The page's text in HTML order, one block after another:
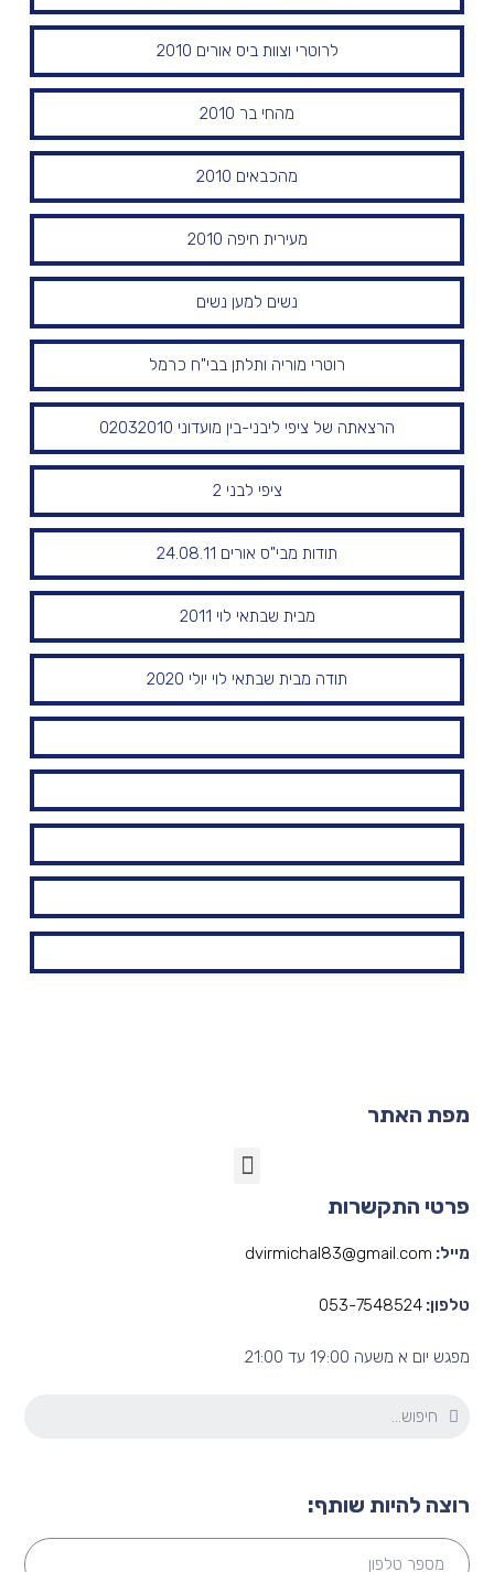
לרוטרי וצוות ביס אורים 2010
מהחי בר 2010
מהכבאים 2010
מעירית חיפה 2010
נשים למען נשים
רוטרי מוריה ותלתן בבי"ח כרמל
הרצאתה של ציפי ליבני-בין מועדוני 02032010
ציפי לבני 2
תודות מבי"ס אורים 24.08.11
מבית שבתאי לוי 2011
תודה מבית שבתאי לוי יולי 2020
מפת האתר
פרטי התקשרות
מייל: dvirmichal83@gmail.com
טלפון:053-7548524
מפגש יום א משעה 19:00 עד 21:00
רוצה להיות שותף: